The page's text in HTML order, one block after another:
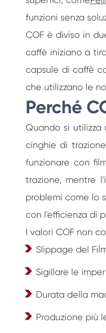
funzioni senza
COF è diviso in
caffè iniziano a
capsule di caffè
che utilizzano le
Perché
Quando si
cinghie di
funzionare con
trazione, mentre
problemi come lo
con l'efficienza di
I valori COF non
Slippage del
Sigillare le
Durata della
Produzione più